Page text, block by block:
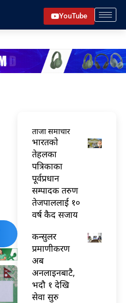
YouTube
ताजा समाचार
भारतकाे
तेहलका
पत्रिकाका
पूर्वप्रधान
सम्पादक तरुण
तेजपाललाई १०
वर्ष कैद सजाय
कन्सुलर
प्रमाणीकरण
अब
अनलाइनबाटै,
भदौ १ देखि
सेवा सुरु